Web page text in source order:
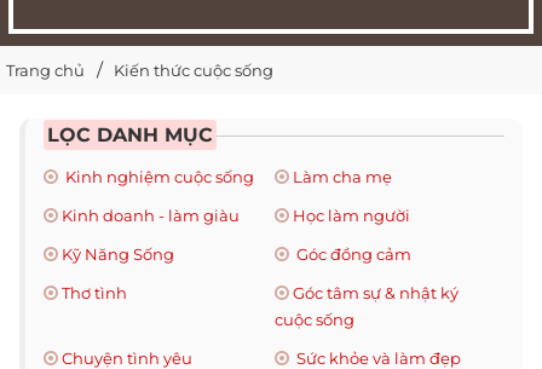
Trang chủ Kiến thức cuộc sống
LỌC DANH MỤC
Kinh nghiệm cuộc sống
Làm cha mẹ
Kinh doanh - làm giàu
Học làm người
Kỹ Năng Sống
Góc đồng cảm
Thơ tình
Góc tâm sự & nhật ký
cuộc sống
Chuyện tình yêu
Sức khỏe và làm đẹp